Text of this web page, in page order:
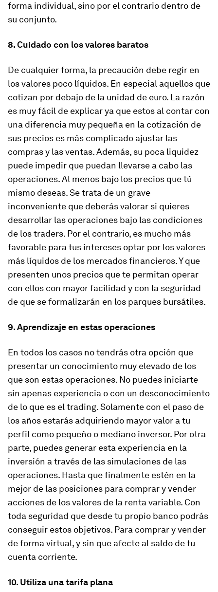
forma individual, sino por el contrario dentro de
su conjunto.
8. Cuidado con los valores baratos
De cualquier forma, la precaución debe regir en
los valores poco líquidos. En especial aquellos que
cotizan por debajo de la unidad de euro. La razón
es muy fácil de explicar ya que estos al contar con
una diferencia muy pequeña en la cotización de
sus precios es más complicado ajustar las
compras y las ventas. Además, su poca liquidez
puede impedir que puedan llevarse a cabo las
operaciones. Al menos bajo los precios que tú
mismo deseas. Se trata de un grave
inconveniente que deberás valorar si quieres
desarrollar las operaciones bajo las condiciones
de los traders. Por el contrario, es mucho más
favorable para tus intereses optar por los valores
más líquidos de los mercados financieros. Y que
presenten unos precios que te permitan operar
con ellos con mayor facilidad y con la seguridad
de que se formalizarán en los parques bursátiles.
9. Aprendizaje en estas operaciones
En todos los casos no tendrás otra opción que
presentar un conocimiento muy elevado de los
que son estas operaciones. No puedes iniciarte
sin apenas experiencia o con un desconocimiento
de lo que es el trading. Solamente con el paso de
los años estarás adquiriendo mayor valor a tu
perfil como pequeño o mediano inversor. Por otra
parte, puedes generar esta experiencia en la
inversión a través de las simulaciones de las
operaciones. Hasta que finalmente estén en la
mejor de las posiciones para comprar y vender
acciones de los valores de la renta variable. Con
toda seguridad que desde tu propio banco podrás
conseguir estos objetivos. Para comprar y vender
de forma virtual, y sin que afecte al saldo de tu
cuenta corriente.
10. Utiliza una tarifa plana